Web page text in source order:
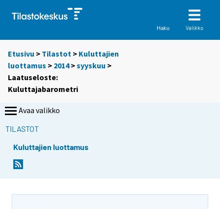
Haku Valikko
Etusivu > Tilastot > Kuluttajien
luottamus > 2014>syyskuu >
Laatuseloste:
Kuluttajabarometri
Avaa valikko
TILASTOT
Kuluttajien luottamus